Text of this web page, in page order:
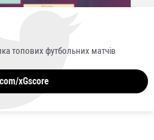
топових футбольних матчів
xGscore